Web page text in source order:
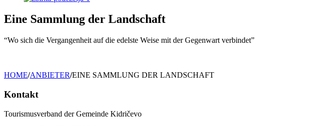
Eine Sammlung der Landschaft
“Wo sich die Vergangenheit auf die edelste Weise mit der Gegenwart verbindet”
HOME/ANBIETER/EINE SAMMLUNG DER LANDSCHAFT
Kontakt
Tourismusverband der Gemeinde Kidričevo